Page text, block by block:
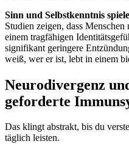
Sinn und Selbstkenntnis
Studien zeigen, dass
einem tragfähigen
signifikant geringere
weiß, wer er ist, lebt in einem
Neurodivergenz
geforderte
Das klingt abstrakt, bis du
täglich leisten.